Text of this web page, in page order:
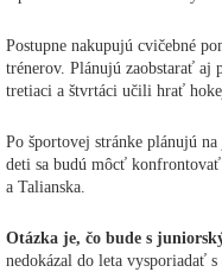
Postupne nakupujú cvičebné
trénerov. Plánujú zaobstarať aj
tretiaci a štvrtáci učili hrať
Po športovej stránke plánujú
deti sa budú môcť
a Talianska.
Otázka je, čo bude s
nedokázal do leta vysporiadať